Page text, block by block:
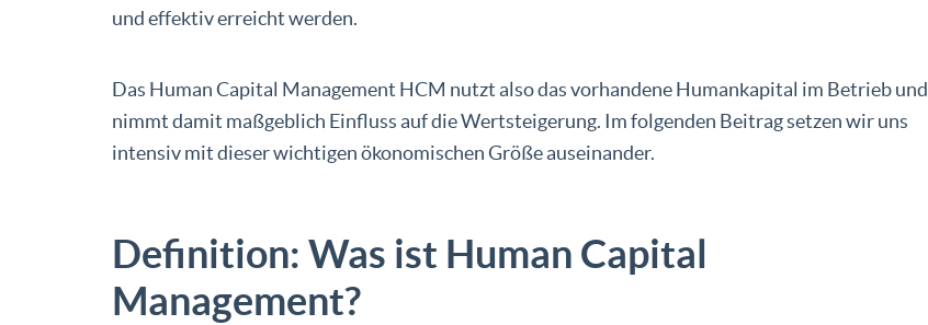
und effektiv erreicht werden.
Das Human Capital Management HCM nutzt also das vorhandene Humankapital im Betrieb und
nimmt damit maßgeblich Einfluss auf die Wertsteigerung. Im folgenden Beitrag setzen wir uns
intensiv mit dieser wichtigen ökonomischen Größe auseinander.
Definition: Was ist Human Capital
Management?